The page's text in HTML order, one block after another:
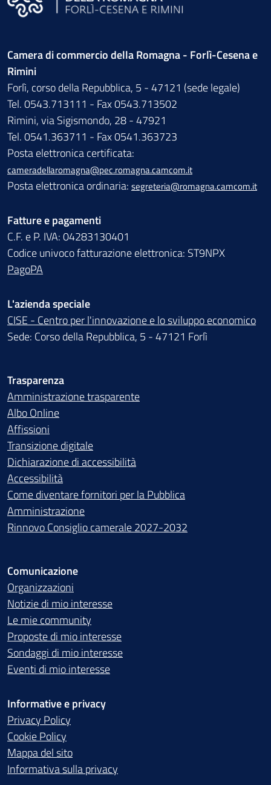
Camera di commercio della Romagna - Forlì-Cesena e
Rimini
Forlì, corso della Repubblica, 5 - 47121 (sede legale)
Tel. 0543.713111 - Fax 0543.713502
Rimini, via Sigismondo, 28 - 47921
Tel. 0541.363711 - Fax 0541.363723
Posta elettronica certificata:
cameradellaromagna@pec.romagna.camcom.it
Posta elettronica ordinaria: segreteria@romagna.camcom.it
Fatture e pagamenti
C.F. e P. IVA: 04283130401
Codice univoco fatturazione elettronica: ST9NPX
PagoPA
L'azienda speciale
CISE - Centro per l'innovazione e lo sviluppo economico
Sede: Corso della Repubblica, 5 - 47121 Forlì
Trasparenza
Amministrazione trasparente
Albo Online
Affissioni
Transizione digitale
Dichiarazione di accessibilità
Accessibilità
Come diventare fornitori per la Pubblica
Amministrazione
Rinnovo Consiglio camerale 2027-2032
Comunicazione
Organizzazioni
Notizie di mio interesse
Le mie community
Proposte di mio interesse
Sondaggi di mio interesse
Eventi di mio interesse
Informative e privacy
Privacy Policy
Cookie Policy
Mappa del sito
Informativa sulla privacy